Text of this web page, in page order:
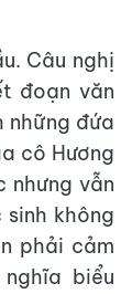
Câu nghị
đoạn văn
những đứa
cô Hương
nhưng vẫn
không
phải cảm
biểu